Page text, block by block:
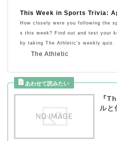
The Athletic
This Week in Sports Trivia:
How closely were you following the
s this week? Find out and test your
by taking The Athletic's weekly quiz.
『
ルと